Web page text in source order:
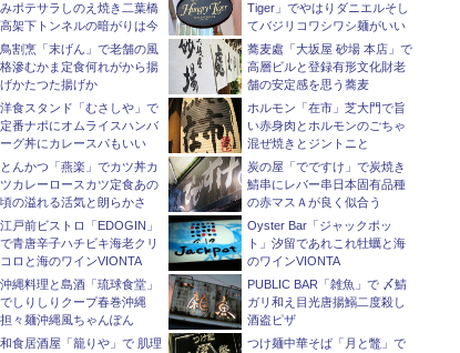
みポテサラしのえ焼き二葉橋
高架下トンネルの暗がりは今
Tiger」でやはりダニエルそし
てバジリコワシワシ麺がいい
鳥割烹「末げん」で老舗の風
格滲むかま定食何れがから揚
げかたつた揚げか
蕎麦處「大坂屋 砂場 本店」で
高層ビルと登録有形文化財老
舗の安定感を思う蕎麦
洋食スタンド「むさしや」で
定番ナポにオムライスハンバ
ーグ丼にカレースパもいい
ホルモン「在市」芝大門で旨
い赤身肉とホルモンのごちゃ
混ぜ焼きとジントニと
とんかつ「燕楽」でカツ丼カ
ツカレーロースカツ定食あの
頃の溢れる活気と朗らかさ
炭の屋「でですけ」で炭焼き
鯖串にレバー串日本固有品種
の赤マスＡが良く似合う
江戸前ビストロ「EDOGIN」
で青唐辛子ハチビキ海老クリ
コロと海のワインVIONTA
Oyster Bar「ジャックポッ
ト」汐留であれこれ牡蠣と海
のワインVIONTA
沖縄料理と島酒「琉球食堂」
でしりしりクープ春巻沖縄
担々麺沖縄風ちゃんぽん
PUBLIC BAR「雑魚」で 〆鯖
ガリ和え目光唐揚鰯二度殺し
酒盗ピザ
和食居酒屋「籠りや」で 肌理
つけ麺中華そば「月と鼈」で